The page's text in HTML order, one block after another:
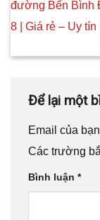
đường Bến Bình
8 | Giá rẻ – Uy tín
Để lại một
Email của
Các trường
Bình luận *